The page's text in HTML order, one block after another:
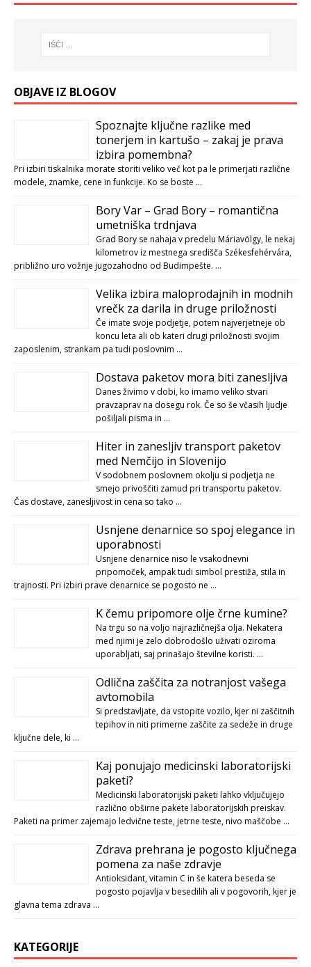
OBJAVE IZ BLOGOV
Spoznajte ključne razlike med
tonerjem in kartušo – zakaj je prava
izbira pomembna?
Pri izbiri tiskalnika morate storiti veliko več kot pa le primerjati različne
modele, znamke, cene in funkcije. Ko se boste …
Bory Var – Grad Bory – romantična
umetniška trdnjava
Grad Bory se nahaja v predelu Máriavölgy, le nekaj
kilometrov iz mestnega središča Székesfehérvára,
približno uro vožnje jugozahodno od Budimpešte. …
Velika izbira maloprodajnih in modnih
vrečk za darila in druge priložnosti
Če imate svoje podjetje, potem najverjetneje ob
koncu leta ali ob kateri drugi priložnosti svojim
zaposlenim, strankam pa tudi poslovnim …
Dostava paketov mora biti zanesljiva
Danes živimo v dobi, ko imamo veliko stvari
pravzaprav na dosegu rok. Če so še včasih ljudje
pošiljali pisma in …
Hiter in zanesljiv transport paketov
med Nemčijo in Slovenijo
V sodobnem poslovnem okolju si podjetja ne
smejo privoščiti zamud pri transportu paketov.
Čas dostave, zanesljivost in cena so tako …
Usnjene denarnice so spoj elegance in
uporabnosti
Usnjene denarnice niso le vsakodnevni
pripomoček, ampak tudi simbol prestiža, stila in
trajnosti. Pri izbiri prave denarnice se pogosto ne …
K čemu pripomore olje črne kumine?
Na trgu so na voljo najrazličnejša olja. Nekatera
med njimi je zelo dobrodošlo uživati oziroma
uporabljati, saj prinašajo številne koristi. …
Odlična zaščita za notranjost vašega
avtomobila
Si predstavljate, da vstopite vozilo, kjer ni zaščitnih
tepihov in niti primerne zaščite za sedeže in druge
ključne dele, ki …
Kaj ponujajo medicinski laboratorijski
paketi?
Medicinski laboratorijski paketi lahko vključujejo
različno obširne pakete laboratorijskih preiskav.
Paketi na primer zajemajo ledvične teste, jetrne teste, nivo maščobe …
Zdrava prehrana je pogosto ključnega
pomena za naše zdravje
Antioksidant, vitamin C in še katera beseda se
pogosto pojavlja v besedilih ali v pogovorih, kjer je
glavna tema zdrava …
KATEGORIJE